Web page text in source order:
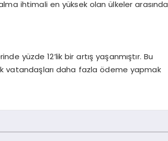
ihtimali en yüksek olan ülkeler arasında
yüzde 12’lik bir artış yaşanmıştır. Bu
vatandaşları daha fazla ödeme yapmak